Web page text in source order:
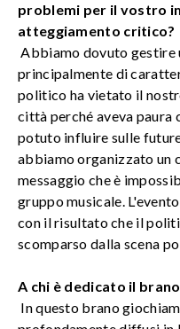
problemi per il vostro
atteggiamento critico?
Abbiamo dovuto gestire
principalmente di
politico ha vietato il
città perché aveva paura
potuto influire sulle
abbiamo organizzato un
messaggio che è
gruppo musicale.
con il risultato che il
scomparso dalla scena
A chi è dedicato il
In questo brano